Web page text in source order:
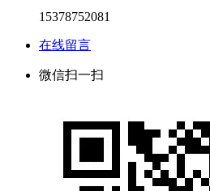
15378752081
在线留言
微信扫一扫